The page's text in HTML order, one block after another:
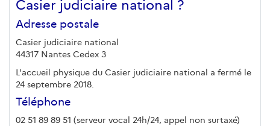
Casier judiciaire national ?
Adresse postale
Casier judiciaire national
44317 Nantes Cedex 3
L'accueil physique du Casier judiciaire national a fermé le
24 septembre 2018.
Téléphone
02 51 89 89 51 (serveur vocal 24h/24, appel non surtaxé)